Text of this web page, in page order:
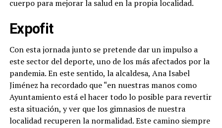
cuerpo para mejorar la salud en la propia localidad.
Expofit
Con esta jornada junto se pretende dar un impulso a
este sector del deporte, uno de los más afectados por la
pandemia. En este sentido, la alcaldesa, Ana Isabel
Jiménez ha recordado que “en nuestras manos como
Ayuntamiento está el hacer todo lo posible para revertir
esta situación, y ver que los gimnasios de nuestra
localidad recuperen la normalidad. Este camino siempre